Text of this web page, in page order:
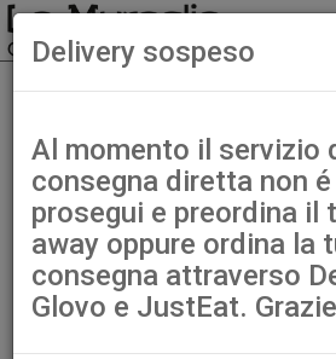
Birra Kirins
€ 5,00
DISP.:9999pz. QTÀ:
Delivery sospeso
Al momento il servizio
consegna diretta non
prosegui e preordina il
away oppure ordina la
consegna attraverso
Glovo e JustEat. Grazie